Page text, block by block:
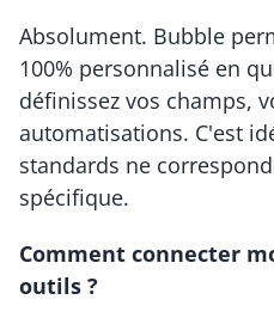
Absolument. Bubble
100% personnalisé en
définissez vos champs,
automatisations. C'est
standards ne
spécifique.
Comment connecter
outils ?